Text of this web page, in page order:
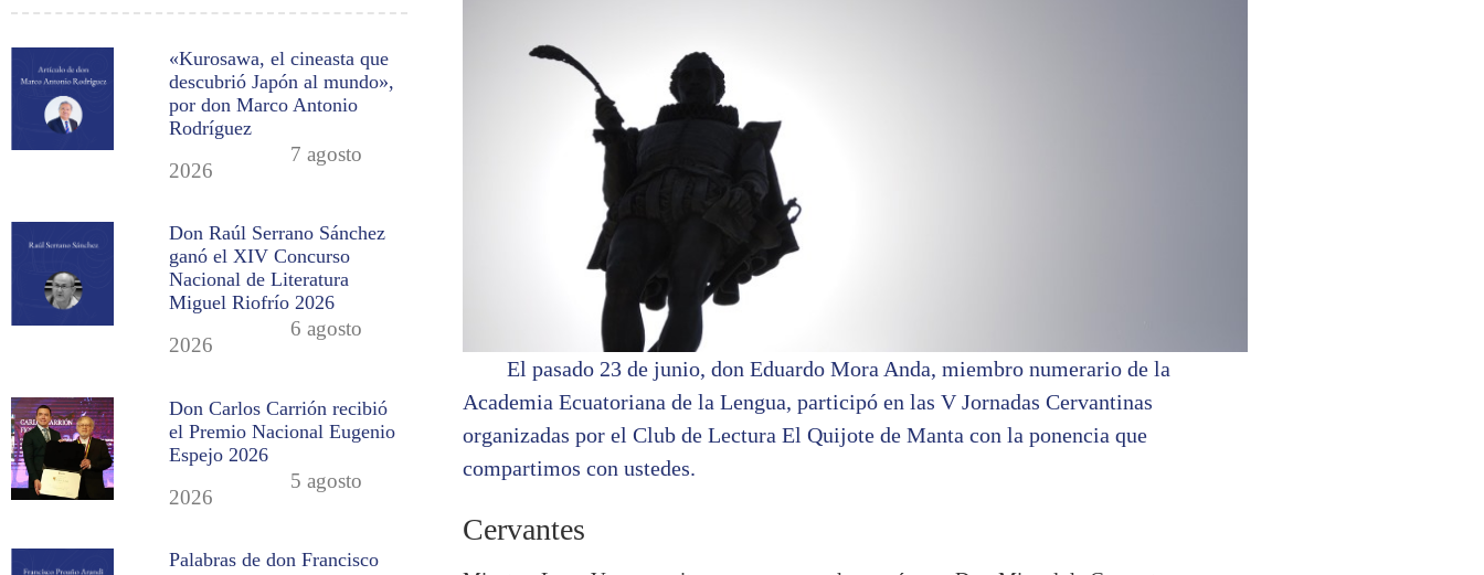
«Kurosawa, el cineasta que
descubrió Japón al mundo»,
por don Marco Antonio
Rodríguez
7 agosto
2026
Don Raúl Serrano Sánchez
ganó el XIV Concurso
Nacional de Literatura
Miguel Riofrío 2026
6 agosto
2026
Don Carlos Carrión recibió
el Premio Nacional Eugenio
Espejo 2026
5 agosto
2026
Palabras de don Francisco
El pasado 23 de junio, don Eduardo Mora Anda, miembro numerario de la
Academia Ecuatoriana de la Lengua, participó en las V Jornadas Cervantinas
organizadas por el Club de Lectura El Quijote de Manta con la ponencia que
compartimos con ustedes.
Cervantes